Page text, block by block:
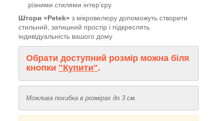
різними стилями інтер’єру.
Штори «Petek» з мікровелюру допоможуть створити
стильний, затишний простір і підкреслять
індивідуальність вашого дому
Обрати доступний розмір можна біля
кнопки "Купити".
Можлива похибка в розмірах до 3 см.